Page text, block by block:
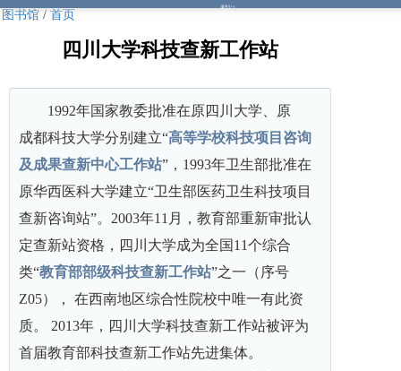
图书馆 / 首页
四川大学科技查新工作站
1992年国家教委批准在原四川大学、原
成都科技大学分别建立“高等学校科技项目咨询
及成果查新中心工作站”，1993年卫生部批准在
原华西医科大学建立“卫生部医药卫生科技项目
查新咨询站”。2003年11月，教育部重新审批认
定查新站资格，四川大学成为全国11个综合
类“教育部部级科技查新工作站”之一（序号
Z05）， 在西南地区综合性院校中唯一有此资
质。 2013年，四川大学科技查新工作站被评为
首届教育部科技查新工作站先进集体。